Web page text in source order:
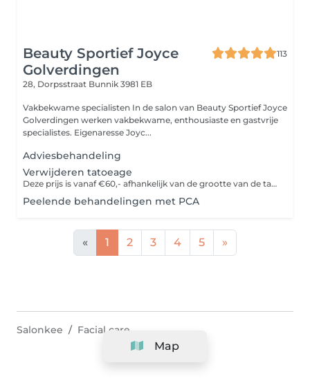
Beauty Sportief Joyce
Golverdingen
113
28, Dorpsstraat Bunnik 3981 EB
Vakbekwame specialisten In de salon van Beauty Sportief Joyce
Golverdingen werken vakbekwame, enthousiaste en gastvrije
specialistes. Eigenaresse Joyc...
Adviesbehandeling
Verwijderen tatoeage
Deze prijs is vanaf €60,- afhankelijk van de grootte van de tatoeage
Peelende behandelingen met PCA
« 1 2 3 4 5 »
Map
Salonkee Facial care